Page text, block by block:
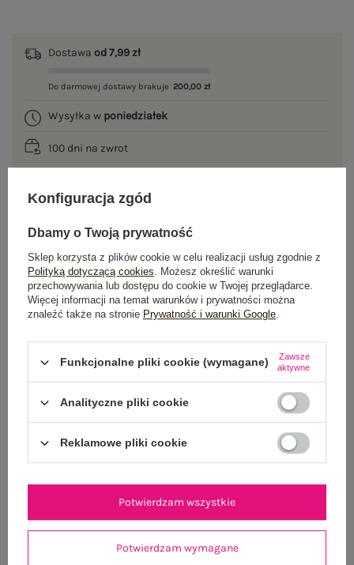
Dostawa od 7,99 zł
Do darmowej dostawy brakuje 200,00 zł
Wysyłka w poniedziałek
100 dni na zwrot
GŁÓWNE PARAMETRY
OPINIE O PRODUKCIE (0)
ZWROTY I REKLAMACJE
OSTATNIO OGLĄDANE
Zobacz wszystko
Konfiguracja zgód
Dbamy o Twoją prywatność
Sklep korzysta z plików cookie w celu realizacji usług zgodnie z
Polityką dotyczącą cookies. Możesz określić warunki
przechowywania lub dostępu do cookie w Twojej przeglądarce.
Więcej informacji na temat warunków i prywatności można
znaleźć także na stronie Prywatność i warunki Google.
Funkcjonalne pliki cookie (wymagane)
Zawsze
aktywne
Analityczne pliki cookie
Reklamowe pliki cookie
Potwierdzam wymagane
Potwierdzam wszystkie